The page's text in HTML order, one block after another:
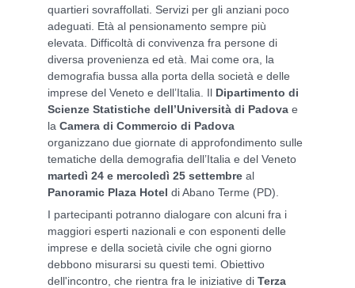
quartieri sovraffollati. Servizi per gli anziani poco
adeguati. Età al pensionamento sempre più
elevata. Difficoltà di convivenza fra persone di
diversa provenienza ed età. Mai come ora, la
demografia bussa alla porta della società e delle
imprese del Veneto e dell’Italia. Il Dipartimento di
Scienze Statistiche dell’Università di Padova e
la Camera di Commercio di Padova
organizzano due giornate di approfondimento sulle
tematiche della demografia dell’Italia e del Veneto
martedì 24 e mercoledì 25 settembre al
Panoramic Plaza Hotel di Abano Terme (PD).
I partecipanti potranno dialogare con alcuni fra i
maggiori esperti nazionali e con esponenti delle
imprese e della società civile che ogni giorno
debbono misurarsi su questi temi. Obiettivo
dell'incontro, che rientra fra le iniziative di Terza